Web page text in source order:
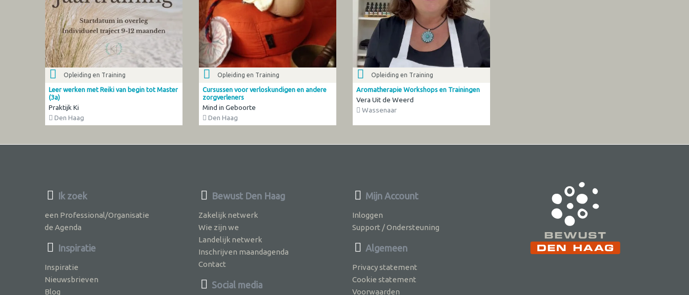
Opleiding en Training
Leer werken met Reiki van begin tot Master
(3a)
Praktijk Ki
Den Haag
Opleiding en Training
Cursussen voor verloskundigen en andere
zorgverleners
Mind in Geboorte
Den Haag
Opleiding en Training
Aromatherapie Workshops en Trainingen
Vera Uit de Weerd
Wassenaar
Ik zoek
een Professional/Organisatie
de Agenda
Inspiratie
Inspiratie
Nieuwsbrieven
Blog
Bewust Den Haag
Zakelijk netwerk
Wie zijn we
Landelijk netwerk
Inschrijven maandagenda
Contact
Social media
Mijn Account
Inloggen
Support / Ondersteuning
Algemeen
Privacy statement
Cookie statement
Voorwaarden